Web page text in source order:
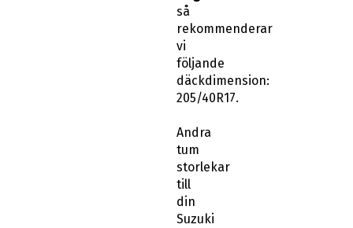
så
rekommenderar
vi
följande
däckdimension:
205/40R17.
Andra
tum
storlekar
till
din
Suzuki